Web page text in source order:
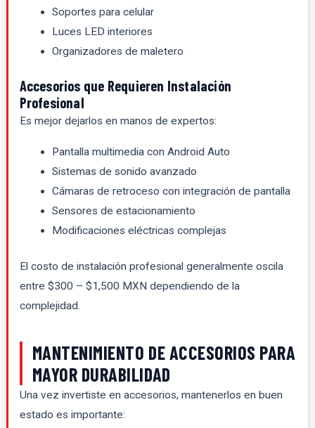
Soportes para celular
Luces LED interiores
Organizadores de maletero
Accesorios que Requieren Instalación
Profesional
Es mejor dejarlos en manos de expertos:
Pantalla multimedia con Android Auto
Sistemas de sonido avanzado
Cámaras de retroceso con integración de pantalla
Sensores de estacionamiento
Modificaciones eléctricas complejas
El costo de instalación profesional generalmente oscila
entre $300 – $1,500 MXN dependiendo de la
complejidad.
MANTENIMIENTO DE ACCESORIOS PARA
MAYOR DURABILIDAD
Una vez invertiste en accesorios, mantenerlos en buen
estado es importante: